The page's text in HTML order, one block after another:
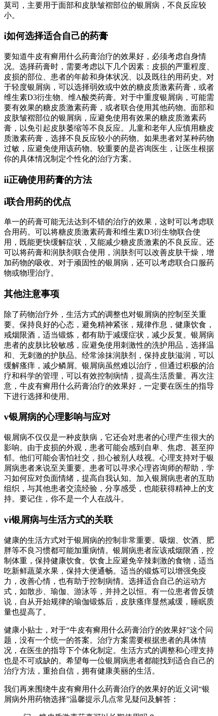
莫司，主要用于面部和皮肤皱褶部位的银屑病，不良反应较
小。
i如何选择适合自己的药膏
要知道牛皮有癣用什么药膏治疗的效果好，必须考虑自身情
况。选择药膏时，需要考虑以下几个因素：皮损的严重程度、
皮损的部位、患者的年龄和身体状况、以及既往的用药史。对
于轻度银屑病，可以选择弱效或中效的糖皮质激素药膏，或者
维生素D3衍生物、维A酸类药膏。对于中重度银屑病，可能需
要有效果的糖皮质激素药膏，或者联合使用其他药物。面部和
皮肤皱褶部位的银屑病，应避免使用有效果的糖皮质激素药
膏，以免引起皮肤萎缩等不良反应。儿童和老年人应慎用糖皮
质激素药膏，选择不良反应较小的药物。如果患者对某种药物
过敏，应避免使用该药物。较重要的是咨询医生，让医生根据
你的具体情况制定个性化的治疗方案。
ii正确使用药膏的方法
i联合用药的优点
单一的药膏可能无法达到不错的治疗的效果，这时可以考虑联
合用药。可以将糖皮质激素药膏和维生素D3衍生物联合使
用，既能更快缓解症状，又能减少糖皮质激素的不良反应。还
可以将药膏和润肤剂联合使用，润肤剂可以改善皮肤干燥，增
加药物的吸收。对于顽固性的银屑病，还可以考虑联合口服药
物或物理治疗。
其他注意事项
除了药物治疗外，生活方式的调整也对银屑病的控制至关重
要。保持良好的心态，避免精神紧张，规律作息，健康饮食，
戒烟限酒，适当锻炼，都有助于减缓症状，减少反复。银屑病
患者的皮肤比较敏感，应避免使用刺激性的洗护用品，选择温
和、无刺激的护肤品。经常涂抹润肤剂，保持皮肤滋润，可以
缓解瘙痒，减少鳞屑。银屑病虽然难以治疗，但通过积极的治
疗和科学的管理，可以有效控制病情，提高生活质量。再次注
意，牛皮有癣用什么药膏治疗的效果好，一定要在医生的指导
下进行选择和使用。
v银屑病的心理影响与应对
银屑病不仅仅是一种皮肤病，它还会对患者的心理产生很大的
影响。由于皮损的外观，患者可能会感到自卑、焦虑、甚至抑
郁。他们可能会害怕社交，担心被别人歧视。心理支持对于银
屑病患者来说至关重要。患者可以寻求心理咨询师的帮助，学
习如何应对负面情绪，提高自我认知。加入银屑病患者的互助
组织，与其他患者交流经验，分享感受，也能获得精神上的支
持。要记住，你不是一个人在战斗。
vi银屑病与生活方式的关联
健康的生活方式对于银屑病的控制非常重要。吸烟、饮酒、肥
胖等不良习惯都可能加重病情。银屑病患者应该戒烟限酒，控
制体重，保持健康饮食。饮食上应避免辛辣刺激的食物，适当
吃新鲜蔬菜水果，保持大便通畅。适当的锻炼可以增强免疫
力，改善心情，也有助于控制病情。选择适合自己的运动方
式，如散步、瑜伽、游泳等，并持之以恒。有一位患者曾反馈
说，自从开始规律的瑜伽锻炼后，皮肤瘙痒显然减缓，睡眠质
量也提高了。
健康小贴士，对于“牛皮有癣用什么药膏治疗的效果好”这个问
题，没有一个统一的答案。治疗方案需要根据患者的具体情
况，在医生的指导下个体化制定。生活方式的调整和心理支持
也是不可或缺的。希望每一位银屑病患者都能找到适合自己的
治疗方法，重拾自信，拥有健康美丽的生活。
我们再来围绕牛皮有癣用什么药膏治疗的效果好的近义词“银
屑病外用药物选择”温馨提示几点常见疑问及解答：